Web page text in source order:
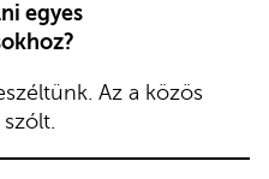
egyes
Az a közös